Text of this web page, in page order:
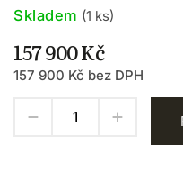
157 900 Kč
157 900 Kč bez DPH
Skladem (1 ks)